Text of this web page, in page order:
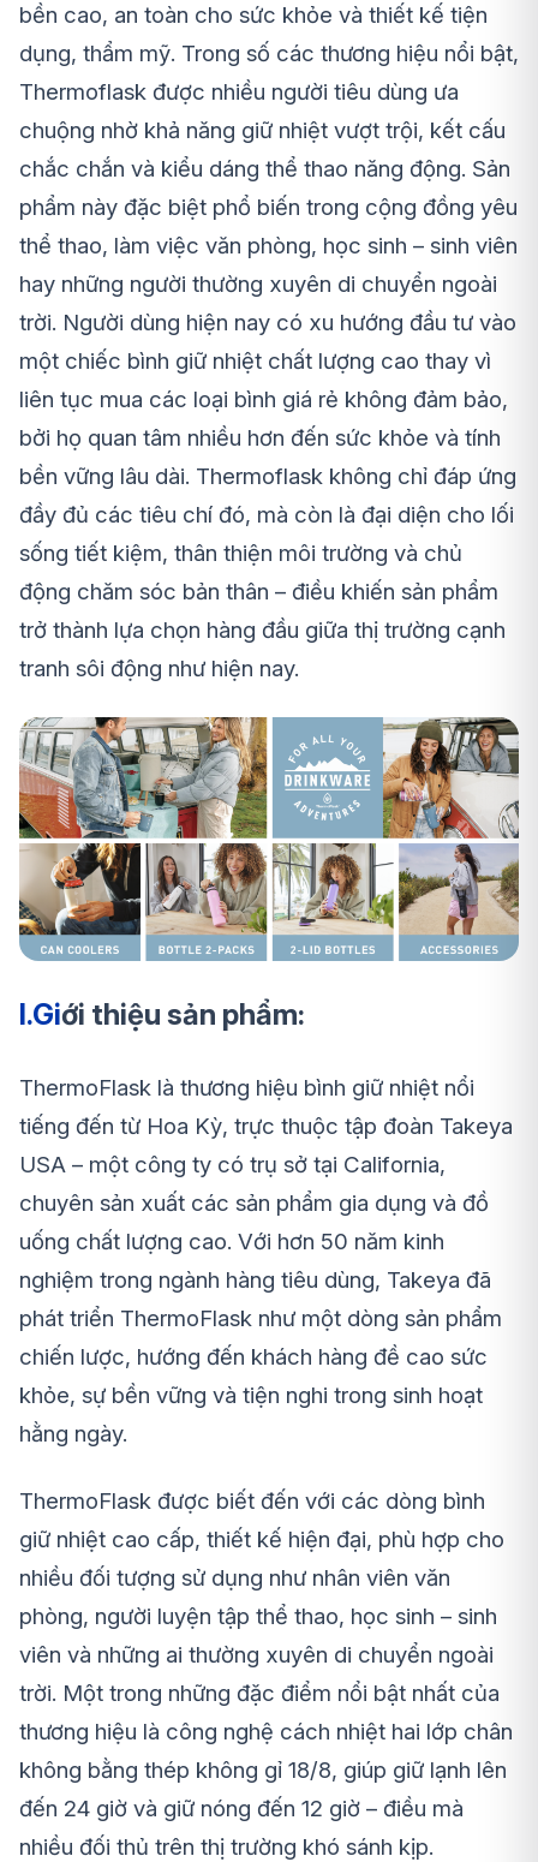
bền cao, an toàn cho sức khỏe và thiết kế tiện
dụng, thẩm mỹ. Trong số các thương hiệu nổi bật,
Thermoflask được nhiều người tiêu dùng ưa
chuộng nhờ khả năng giữ nhiệt vượt trội, kết cấu
chắc chắn và kiểu dáng thể thao năng động. Sản
phẩm này đặc biệt phổ biến trong cộng đồng yêu
thể thao, làm việc văn phòng, học sinh – sinh viên
hay những người thường xuyên di chuyển ngoài
trời. Người dùng hiện nay có xu hướng đầu tư vào
một chiếc bình giữ nhiệt chất lượng cao thay vì
liên tục mua các loại bình giá rẻ không đảm bảo,
bởi họ quan tâm nhiều hơn đến sức khỏe và tính
bền vững lâu dài. Thermoflask không chỉ đáp ứng
đầy đủ các tiêu chí đó, mà còn là đại diện cho lối
sống tiết kiệm, thân thiện môi trường và chủ
động chăm sóc bản thân – điều khiến sản phẩm
trở thành lựa chọn hàng đầu giữa thị trường cạnh
tranh sôi động như hiện nay.
I.Giới thiệu sản phẩm:
ThermoFlask là thương hiệu bình giữ nhiệt nổi
tiếng đến từ Hoa Kỳ, trực thuộc tập đoàn Takeya
USA – một công ty có trụ sở tại California,
chuyên sản xuất các sản phẩm gia dụng và đồ
uống chất lượng cao. Với hơn 50 năm kinh
nghiệm trong ngành hàng tiêu dùng, Takeya đã
phát triển ThermoFlask như một dòng sản phẩm
chiến lược, hướng đến khách hàng đề cao sức
khỏe, sự bền vững và tiện nghi trong sinh hoạt
hằng ngày.
ThermoFlask được biết đến với các dòng bình
giữ nhiệt cao cấp, thiết kế hiện đại, phù hợp cho
nhiều đối tượng sử dụng như nhân viên văn
phòng, người luyện tập thể thao, học sinh – sinh
viên và những ai thường xuyên di chuyển ngoài
trời. Một trong những đặc điểm nổi bật nhất của
thương hiệu là công nghệ cách nhiệt hai lớp chân
không bằng thép không gỉ 18/8, giúp giữ lạnh lên
đến 24 giờ và giữ nóng đến 12 giờ – điều mà
nhiều đối thủ trên thị trường khó sánh kịp.